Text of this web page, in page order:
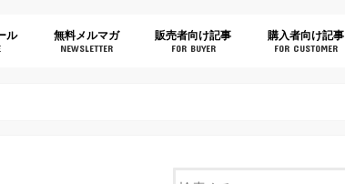
ル 無料メルマガ
NEWSLETTER
販売者向け記事
FOR BUYER
購入者向け記事
FOR CUSTOMER